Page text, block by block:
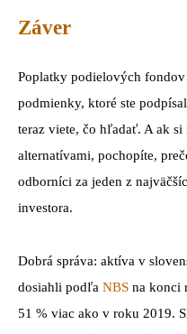
Záver
Poplatky podielových
podmienky, ktoré ste
teraz viete, čo hľadať. A ak
alternatívami, pochopíte,
odborníci za jeden z
investora.
Dobrá správa: aktíva v
dosiahli podľa NBS na konci
51 % viac ako v roku 2019.